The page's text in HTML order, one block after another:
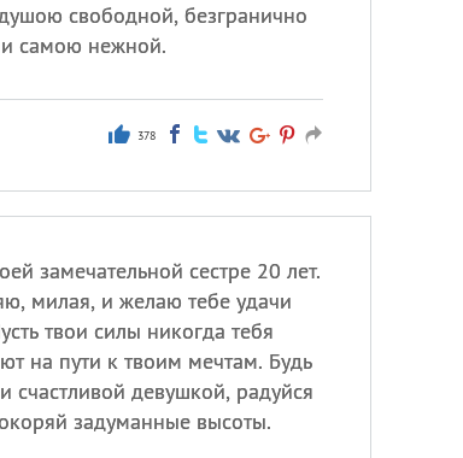
свободной, безгранично
самою нежной.
378
замечательной сестре 20 лет.
милая, и желаю тебе удачи
твои силы никогда тебя
на пути к твоим мечтам. Будь
счастливой девушкой, радуйся
задуманные высоты.